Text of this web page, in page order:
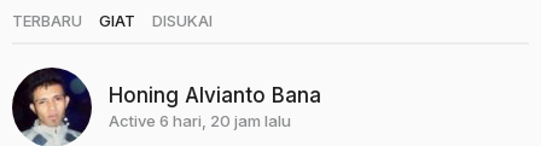
TERBARU GIAT DISUKAI
Honing Alvianto Bana
Active 6 hari, 20 jam lalu